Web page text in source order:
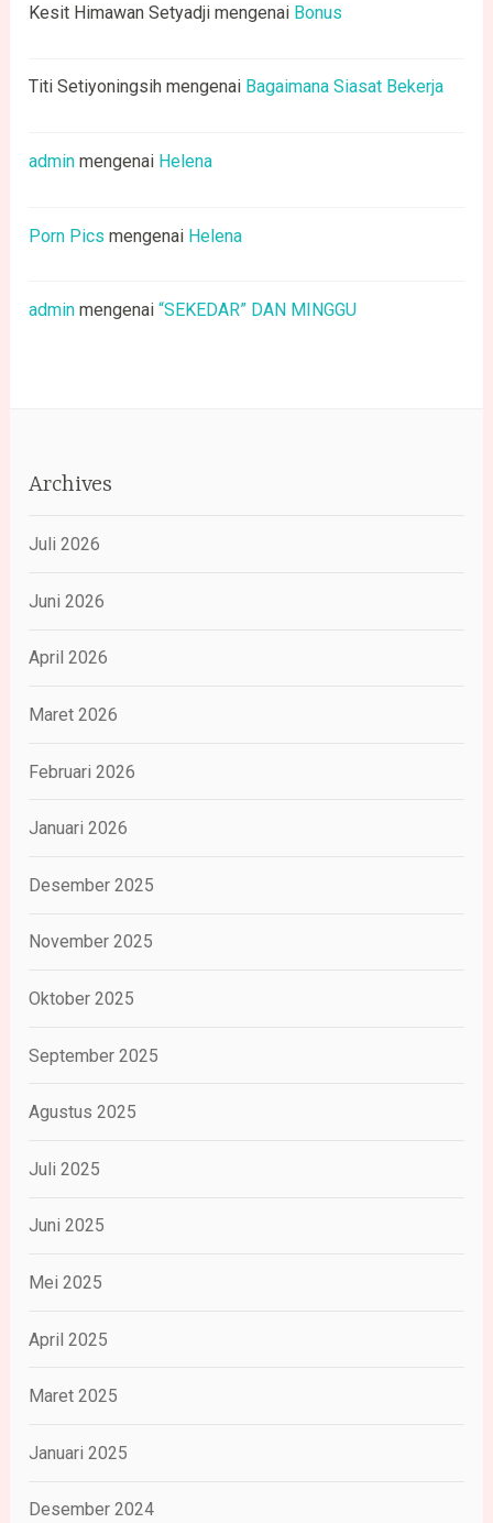
Kesit Himawan Setyadji mengenai Bonus
Titi Setiyoningsih mengenai Bagaimana Siasat Bekerja
admin mengenai Helena
Porn Pics mengenai Helena
admin mengenai“SEKEDAR” DAN MINGGU
Archives
Juli 2026
Juni 2026
April 2026
Maret 2026
Februari 2026
Januari 2026
Desember 2025
November 2025
Oktober 2025
September 2025
Agustus 2025
Juli 2025
Juni 2025
Mei 2025
April 2025
Maret 2025
Januari 2025
Desember 2024